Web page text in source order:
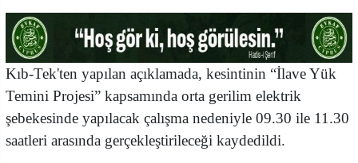
Kıb-Tek'ten yapılan açıklamada, kesintinin “İlave Yük
Temini Projesi” kapsamında orta gerilim elektrik
şebekesinde yapılacak çalışma nedeniyle 09.30 ile 11.30
saatleri arasında gerçekleştirileceği kaydedildi.